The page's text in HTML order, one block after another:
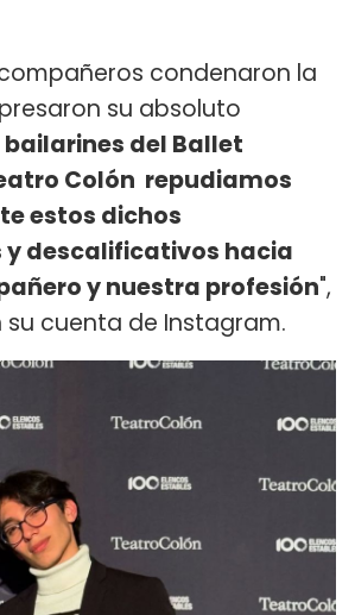
condenaron la
su absoluto
bailarines del Ballet
Colón repudiamos
estos dichos
descalificativos hacia
y nuestra profesión",
su cuenta de Instagram.